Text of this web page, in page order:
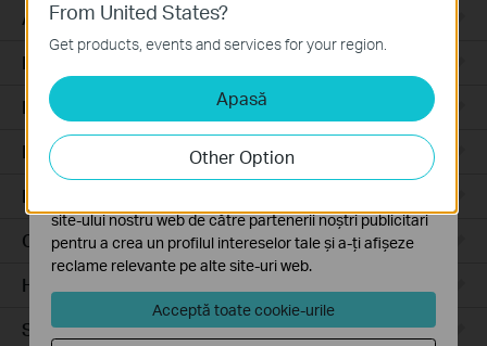
Access Pro
Routere prin cablu
Routere Wi-Fi
Routere 4G
Routere integrate
Cloud-Based
Hardware
Software
From United States?
Get products, events and services for your region.
Apasă
Other Option
Cookie-uri de bază
Aceste cookie-uri sunt necesare pentru funcționarea
site-ului web și nu pot fi dezactivate în sistemele tale
Cookie-uri de analiză și marketing
Cookie-urile de analiză ne permit să analizăm activitățile
tale de pe site-ul nostru web a îmbunătăți și ajusta
funcționalitatea site-ului.
site-ului nostru web de către partenerii noștri publicitari
pentru a crea un profilul intereselor tale și a-ți afișeze
reclame relevante pe alte site-uri web.
Acceptă toate cookie-urile